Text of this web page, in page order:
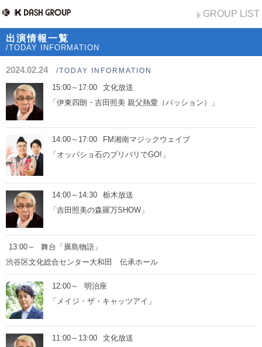
GROUP LIST
出演情報一覧
/TODAY INFORMATION
2024.02.24 /TODAY INFORMATION
15:00～17:00
文化放送
「伊東四朗・吉田照美 親父熱愛（パッション）」
14:00～17:00
FM湘南マジックウェイブ
「オッパショ石のブリバリでGO!」
14:00～14:30
栃木放送
「吉田照美の森羅万SHOW」
13:00～
舞台「廣島物語」
渋谷区文化総合センター大和田 伝承ホール
12:00～
明治座
「メイジ・ザ・キャッツアイ」
11:00～13:00
文化放送